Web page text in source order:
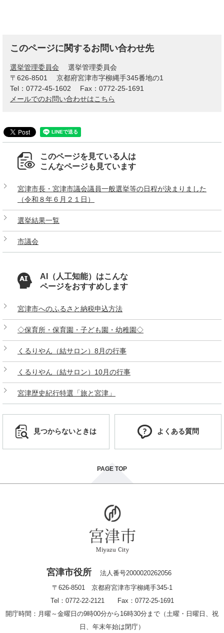
このページに関するお問い合わせ先
選挙管理委員会
選挙管理委員会
〒626-8501
京都府宮津市字柳縄手345番地の1
Tel：0772-45-1602
Fax：0772-25-1691
メールでのお問い合わせはこちら
このページを見ている人は
こんなページも見ています
宮津市長・宮津市議会議員一般選挙等の日程が決まりました
（令和８年６月２１日）
選挙結果一覧
市議会
AI（人工知能）はこんな
ページをおすすめします
宮津市へのふるさと納税申込方法
◇保育所・保育園・子ども園・幼稚園◇
くるりやん（結サロン）8月の行事
くるりやん（結サロン）10月の行事
宮津歴史紀行特選「旅と宮津」
見つからないときは よくある質問
PAGE TOP
宮津市役所
法人番号2000020262056
〒626-8501 京都府宮津市字柳縄手345-1
Tel：0772-22-2121 Fax：0772-25-1691
開庁時間：月曜～金曜日の9時00分から16時30分まで（土曜・日曜日、祝
日、年末年始は閉庁）